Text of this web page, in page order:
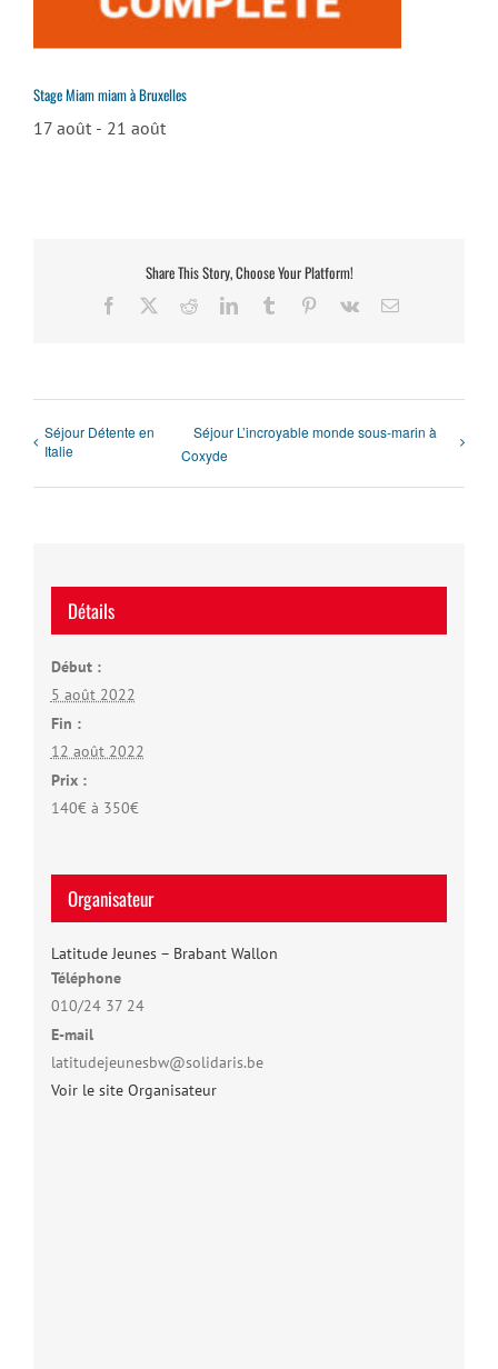
Stage Miam miam à Bruxelles
17 août - 21 août
Share This Story, Choose Your Platform!
Facebook RedditLinkedInTumblr Pinterest
Vk Email
Séjour Détente en
Italie
Séjour L’incroyable monde sous-marin à
Coxyde
Détails
Début :
5 août 2022
Fin :
12 août 2022
Prix :
140€ à 350€
Organisateur
Latitude Jeunes – Brabant Wallon
Téléphone
010/24 37 24
E-mail
latitudejeunesbw@solidaris.be
Voir le site Organisateur